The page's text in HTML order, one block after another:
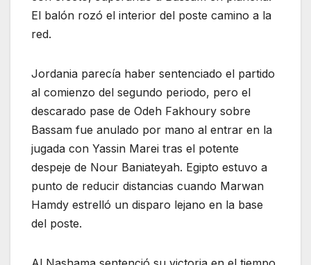
El balón rozó el interior del poste camino a la
red.
Jordania parecía haber sentenciado el partido
al comienzo del segundo periodo, pero el
descarado pase de Odeh Fakhoury sobre
Bassam fue anulado por mano al entrar en la
jugada con Yassin Marei tras el potente
despeje de Nour Baniateyah. Egipto estuvo a
punto de reducir distancias cuando Marwan
Hamdy estrelló un disparo lejano en la base
del poste.